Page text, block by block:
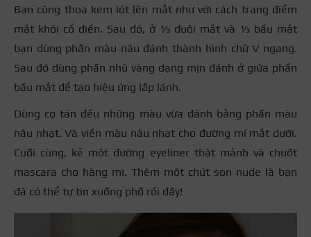
Bạn cũng thoa kem lót lên mắt như với cách trang điểm
mắt khói cổ điển. Sau đó, ở ⅓ đuôi mắt và ⅓ bầu mắt
bạn dùng phấn màu nâu đánh thành hình chữ V ngang.
Sau đó dùng phấn nhũ vàng dạng mịn đánh ở giữa phần
bầu mắt để tạo hiệu ứng lấp lánh.
Dùng cọ tán đều những màu vừa đánh bằng phấn màu
nâu nhạt. Và viền màu nâu nhạt cho đường mí mắt dưới.
Cuối cùng, kẻ một đường eyeliner thật mảnh và chuốt
mascara cho hàng mi. Thêm một chút son nude là bạn
đã có thể tự tin xuống phố rồi đấy!